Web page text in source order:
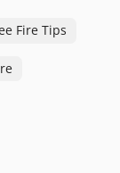
Fire Tips